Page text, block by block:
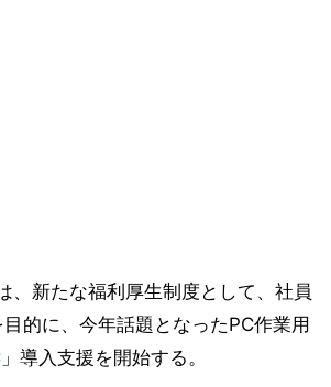
、新たな福利厚生制度として、社員
的に、今年話題となったPC作業用
」導入支援を開始する。